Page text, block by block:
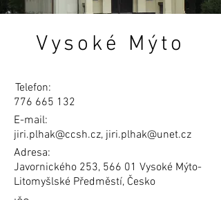
Vysoké Mýto
Telefon:
776 665 132
E-mail:
jiri.plhak@ccsh.cz, jiri.plhak@unet.cz
Adresa:
Javornického 253, 566 01 Vysoké Mýto-
Litomyšlské Předměstí, Česko